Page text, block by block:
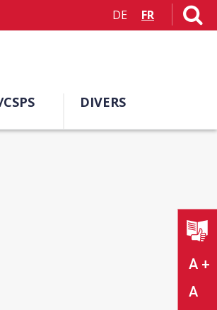
DE FR
DIVERS
A +
A